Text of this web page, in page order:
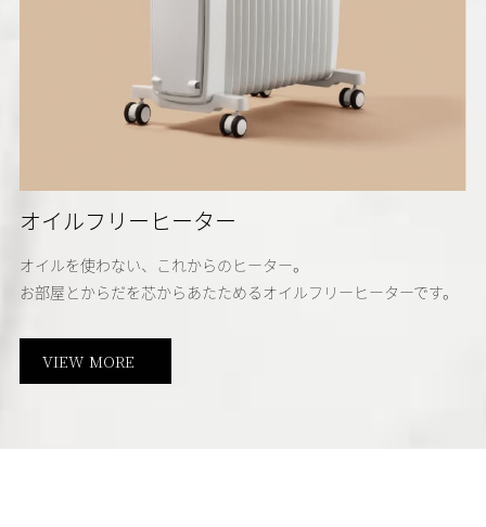
オイルフリーヒーター
オイルを使わない、これからのヒーター。
お部屋とからだを芯からあたためるオイルフリーヒーターです。
VIEW MORE